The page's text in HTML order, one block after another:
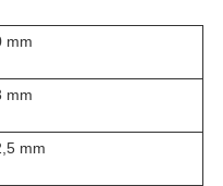
mm
mm
mm